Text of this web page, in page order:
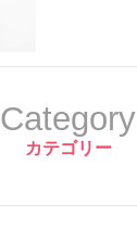
Category
カテゴリー